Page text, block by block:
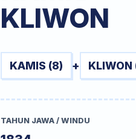
KLIWON
KAMIS (8) + KLIWON
TAHUN JAWA / WINDU